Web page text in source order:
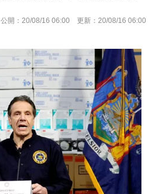
公開： 20/08/16 06:00 更新： 20/08/16 06:00